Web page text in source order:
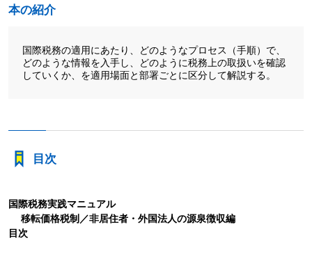
本の紹介
国際税務の適用にあたり、どのようなプロセス（手順）で、
どのような情報を入手し、どのように税務上の取扱いを確認
していくか、を適用場面と部署ごとに区分して解説する。
目次
国際税務実践マニュアル
移転価格税制／非居住者・外国法人の源泉徴収編
目次